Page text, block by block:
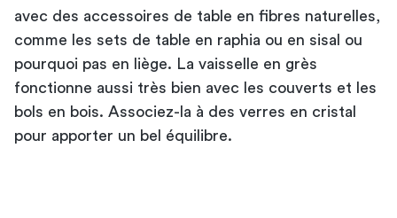
avec des accessoires de table en fibres naturelles,
comme les sets de table en raphia ou en sisal ou
pourquoi pas en liège. La vaisselle en grès
fonctionne aussi très bien avec les couverts et les
bols en bois. Associez-la à des verres en cristal
pour apporter un bel équilibre.